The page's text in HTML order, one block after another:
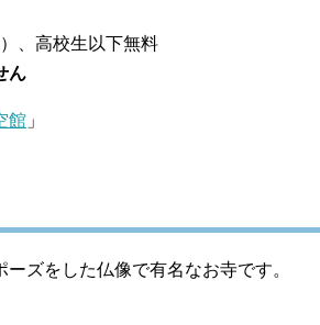
、高校生以下無料
ん
館 」
ズをした仏像で有名なお寺です。